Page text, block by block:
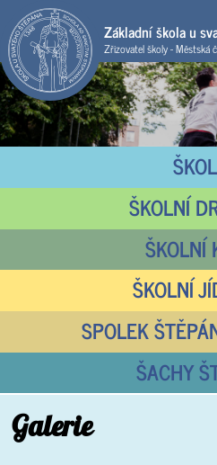
Základní škola u
Zřizovatel školy - Městská
ŠKOLNÍ
ŠKOLNÍ
ŠKOLNÍ
SPOLEK
ŠACHY
Galerie